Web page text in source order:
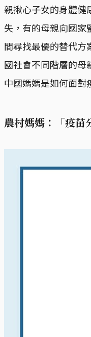
親揪心子女的身體健
失，有的母親向國家
間尋找最優的替代方
國社會不同階層的母
中國媽媽是如何面對
農村媽媽：「疫苗